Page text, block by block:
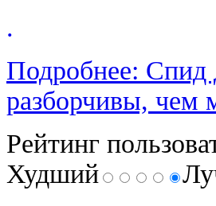
.
Подробнее: Спид
разборчивы, чем
Рейтинг
Худший